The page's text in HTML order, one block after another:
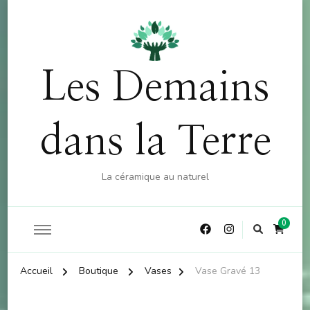
d'achat - CODE : CKDO10
Les Demains
dans la Terre
La céramique au naturel
0
Accueil Boutique Vases Vase Gravé 13